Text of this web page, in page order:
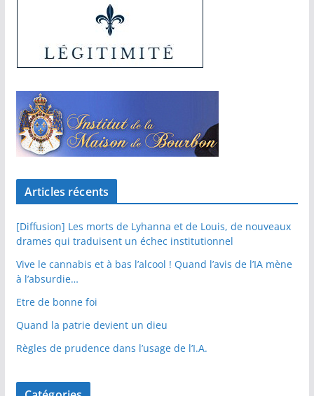
Articles récents
[Diffusion] Les morts de Lyhanna et de Louis, de nouveaux
drames qui traduisent un échec institutionnel
Vive le cannabis et à bas l’alcool ! Quand l’avis de l’IA mène
à l’absurdie…
Etre de bonne foi
Quand la patrie devient un dieu
Règles de prudence dans l’usage de l’I.A.